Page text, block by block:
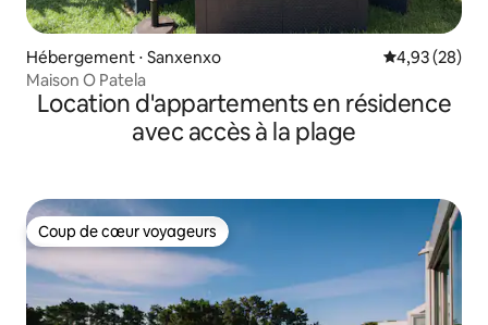
Hébergement ⋅ Sanxenxo Évaluation
4,93 (28)
Maison O Patela
Location d'appartements en résidence
avec accès à la plage
Coup de cœur voyageurs
Coup de cœur voyageurs